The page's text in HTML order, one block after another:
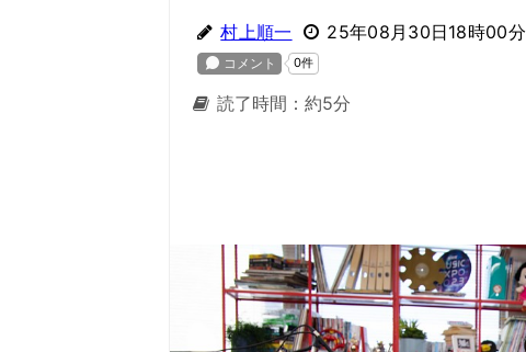
村上順一 25年08月30日18時00分
読了時間：約5分